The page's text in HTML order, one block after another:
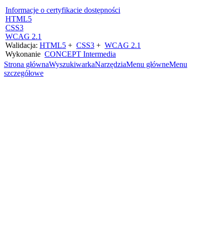
Informacje o certyfikacie dostępności
HTML5
CSS3
WCAG 2.1
Walidacja: HTML5 + CSS3 + WCAG 2.1
Wykonanie CONCEPT Intermedia
Strona głównaWyszukiwarkaNarzędziaMenu główneMenu
szczegółowe